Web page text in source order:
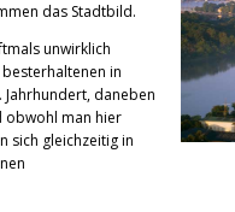
das Stadtbild.
unwirklich
in
daneben
obwohl man hier
sich gleichzeitig in